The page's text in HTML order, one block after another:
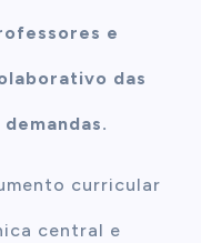
e
das
curricular
central e